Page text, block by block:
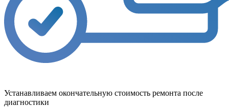
Устанавливаем окончательную стоимость ремонта после
диагностики